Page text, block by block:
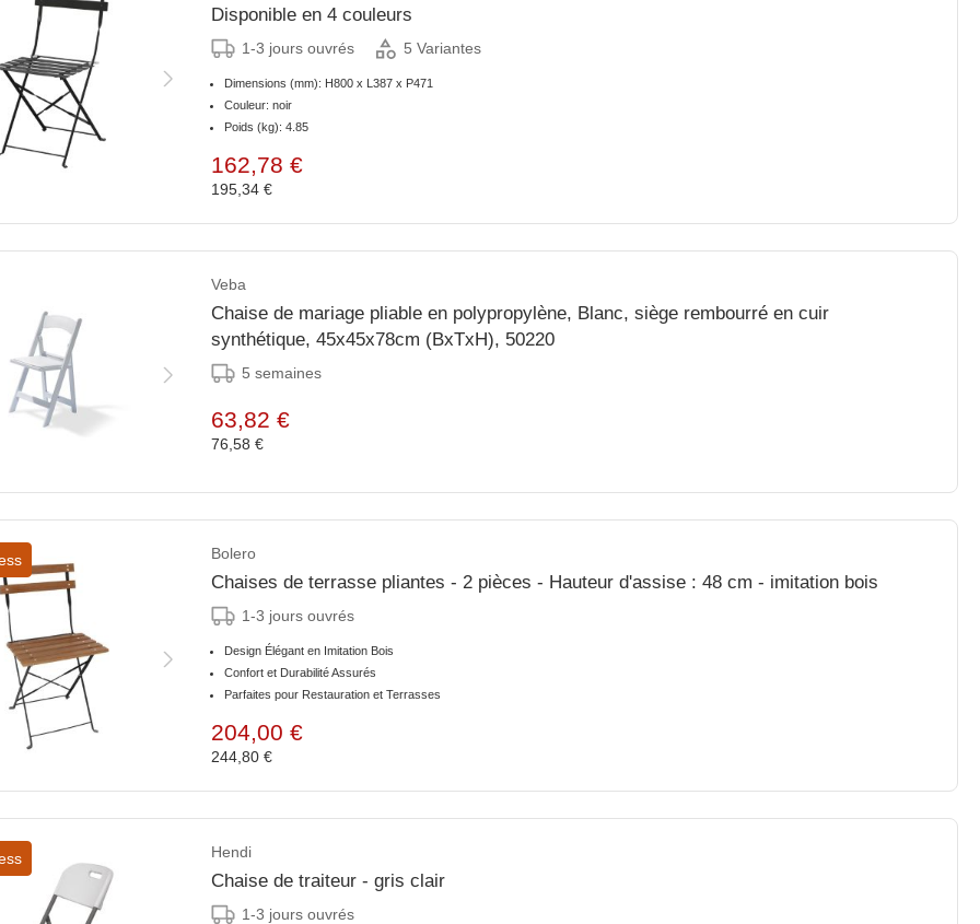
Disponible en 4 couleurs
1-3 jours ouvrés 5 Variantes
Dimensions (mm): H800 x L387 x P471
Couleur: noir
Poids (kg): 4.85
162,78 €
195,34 €
Veba
Chaise de mariage pliable en polypropylène, Blanc, siège rembourré en cuir
synthétique, 45x45x78cm (BxTxH), 50220
5 semaines
63,82 €
76,58 €
Bolero
Chaises de terrasse pliantes - 2 pièces - Hauteur d'assise : 48 cm - imitation bois
1-3 jours ouvrés
Design Élégant en Imitation Bois
Confort et Durabilité Assurés
Parfaites pour Restauration et Terrasses
204,00 €
244,80 €
Hendi
Chaise de traiteur - gris clair
1-3 jours ouvrés